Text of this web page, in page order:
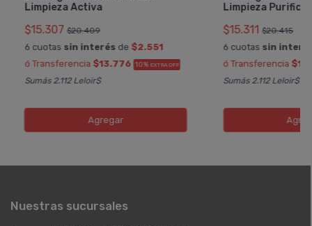
Limpieza Activa
$15.307 $20.409
6 cuotas sin interésde $2.551
ó Transferencia $13.776 10% EXTRA OFF
Sumás 2.112 Leloir$
Agregar
Limpieza
$15.311 $20.415
6 cuotas sin
ó Transferencia
Sumás 2.112 Leloir$
Nuestras sucursales